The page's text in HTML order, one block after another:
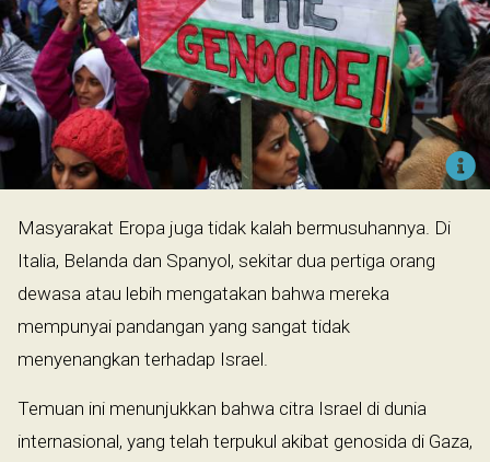
Masyarakat Eropa juga tidak kalah bermusuhannya. Di
Italia, Belanda dan Spanyol, sekitar dua pertiga orang
dewasa atau lebih mengatakan bahwa mereka
mempunyai pandangan yang sangat tidak
menyenangkan terhadap Israel.
Temuan ini menunjukkan bahwa citra Israel di dunia
internasional, yang telah terpukul akibat genosida di Gaza,